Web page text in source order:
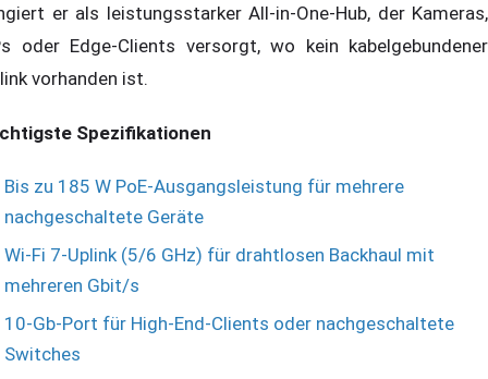
er als leistungsstarker All-in-One-Hub, der Kameras,
oder Edge-Clients versorgt, wo kein kabelgebundener
vorhanden ist.
Spezifikationen
Bis zu 185 W PoE-Ausgangsleistung für mehrere
nachgeschaltete Geräte
Wi-Fi 7-Uplink (5/6 GHz) für drahtlosen Backhaul mit
mehreren Gbit/s
10-Gb-Port für High-End-Clients oder nachgeschaltete
Switches